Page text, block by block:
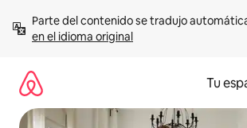
contenido
Parte del contenido se tradujo
en el idioma original
Tu